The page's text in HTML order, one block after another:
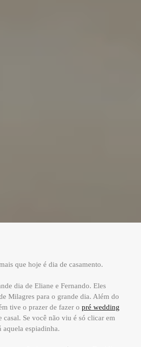
que hoje é dia de casamento.
dia de Eliane e Fernando. Eles
Milagres para o grande dia. Além do
tive o prazer de fazer o pré wedding
casal. Se você não viu é só clicar em
aquela espiadinha.